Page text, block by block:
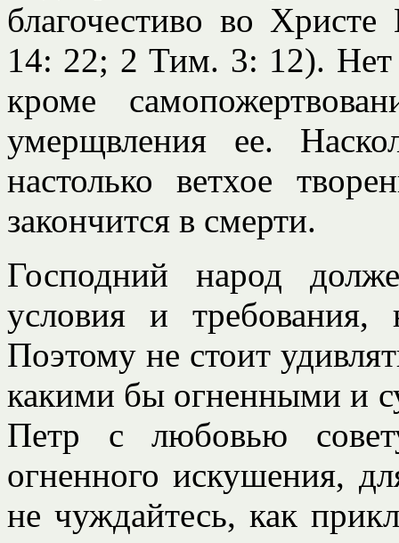
благочестиво во
14: 22; 2 Тим. 3: 12). Нет
кроме
умерщвления ее.
настолько ветхое
закончится в смерти.
Господний народ
условия и
Поэтому не стоит
какими бы огненными и
Петр с любовью
огненного искушения,
не чуждайтесь, как